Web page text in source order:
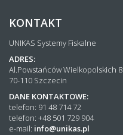
KONTAKT
UNIKAS Systemy Fiskalne
ADRES:
Al.Powstańców Wielkopolskich
70-110 Szczecin
DANE KONTAKTOWE:
telefon: 91 48 714 72
telefon: +48 501 729 904
e-mail: info@unikas.pl